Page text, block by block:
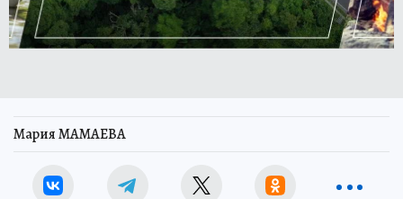
Мария МАМАЕВА